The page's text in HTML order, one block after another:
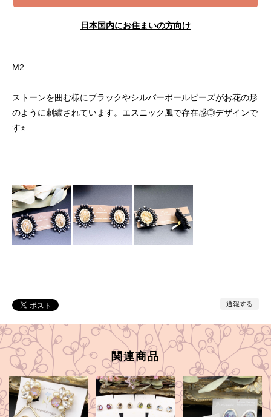
日本国内にお住まいの方向け
M2
ストーンを囲む様にブラックやシルバーボールビーズがお花の形
のように刺繍されています。エスニック風で存在感◎デザインで
す⭐︎
通報する
関連商品